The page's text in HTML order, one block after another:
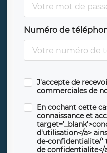
Numéro de
J'accepte de
commerciales de
En cochant cette
connaissance et
d'utilisation</a>
de-confidentialite/'
de confidentialite</